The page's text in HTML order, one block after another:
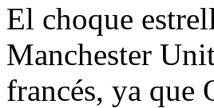
El choque
Manchester
francés, ya que